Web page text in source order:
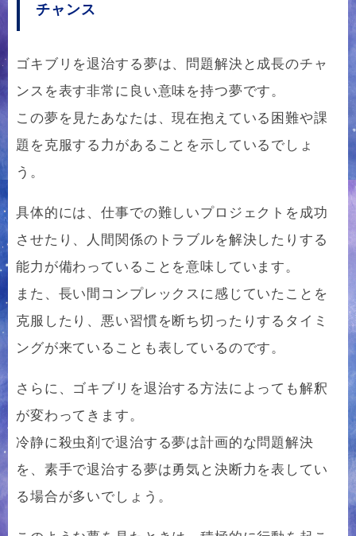
チャンス
ゴキブリを退治する夢は、問題解決と成長のチャ
ンスを表す非常に良い意味を持つ夢です。
この夢を見たあなたは、現在抱えている困難や課
題を克服する力があることを示しているでしょ
う。
具体的には、仕事での難しいプロジェクトを成功
させたり、人間関係のトラブルを解決したりする
能力が備わっていることを意味しています。
また、長い間コンプレックスに感じていたことを
克服したり、悪い習慣を断ち切ったりするタイミ
ングが来ていることも表しているのです。
さらに、ゴキブリを退治する方法によっても解釈
が変わってきます。
冷静に殺虫剤で退治する夢は計画的な問題解決
を、素手で退治する夢は勇気と決断力を表してい
る場合が多いでしょう。